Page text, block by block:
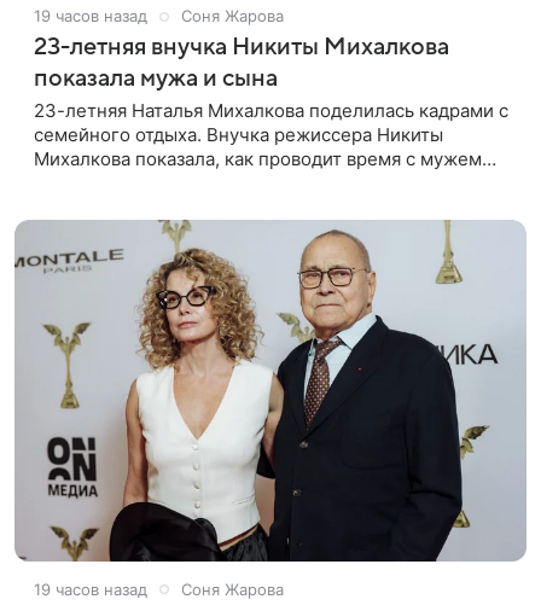
19 часов назад Соня Жарова
23-летняя внучка Никиты Михалкова
показала мужа и сына
23-летняя Наталья Михалкова поделилась кадрами с
семейного отдыха. Внучка режиссера Никиты
Михалкова показала, как проводит время с мужем
19 часов назад Соня Жарова